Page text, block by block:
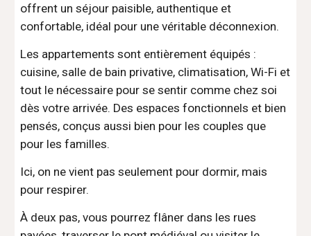
offrent un séjour paisible, authentique et
confortable, idéal pour une véritable déconnexion.
Les appartements sont entièrement équipés :
cuisine, salle de bain privative, climatisation, Wi-Fi et
tout le nécessaire pour se sentir comme chez soi
dès votre arrivée. Des espaces fonctionnels et bien
pensés, conçus aussi bien pour les couples que
pour les familles.
Ici, on ne vient pas seulement pour dormir, mais
pour respirer.
À deux pas, vous pourrez flâner dans les rues